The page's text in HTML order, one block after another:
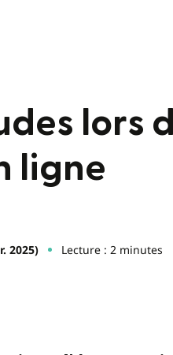
lors
ligne
2025) Lecture : 2 minutes